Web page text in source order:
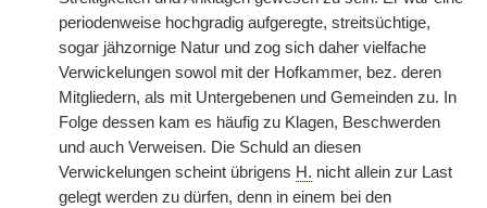
periodenweise hochgradig aufgeregte, streitsüchtige,
sogar jähzornige Natur und zog sich daher vielfache
Verwickelungen sowol mit der Hofkammer, bez. deren
Mitgliedern, als mit Untergebenen und Gemeinden zu. In
Folge dessen kam es häufig zu Klagen, Beschwerden
und auch Verweisen. Die Schuld an diesen
Verwickelungen scheint übrigens H. nicht allein zur Last
gelegt werden zu dürfen, denn in einem bei den